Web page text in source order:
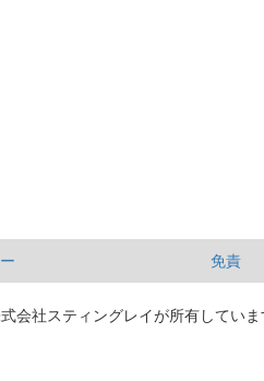
免責
会社スティングレイが所有していま